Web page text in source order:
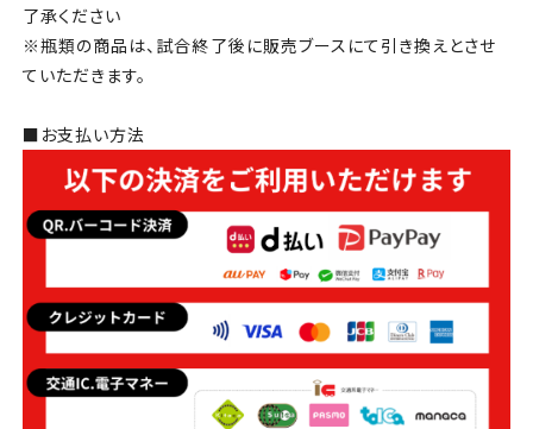
了承ください
※瓶類の商品は、試合終了後に販売ブースにて引き換えとさせ
ていただきます。
■お支払い方法